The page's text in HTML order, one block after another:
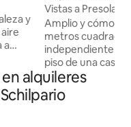
y
a
Wifi
rzesto
Vistas a
estación de
Amplio y cómodo
metros
independiente,
piso de una casa
generosos
abierto con una
tres dormitorios y
alquileres